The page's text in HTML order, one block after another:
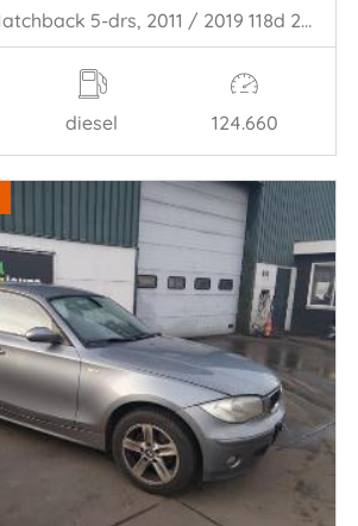
1 serie (F20), Hatchback 5-drs, 2011 / 2019 118d 2.0 16V
diesel 124.660